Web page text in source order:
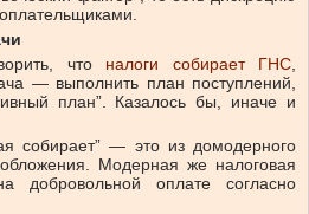
что налоги собирает ГНС,
— выполнить план поступлений,
план”. Казалось бы, иначе и
собирает” — это из домодерного
Модерная же налоговая
добровольной оплате согласно